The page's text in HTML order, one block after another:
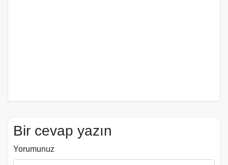
Bir cevap yazın
Yorumunuz